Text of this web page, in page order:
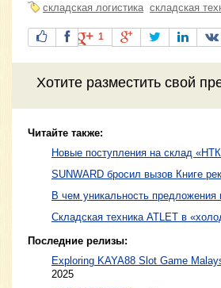
складская логистика складская
1
Хотите разместить свой
Читайте также:
Новые поступления на склад
SUNWARD бросил вызов Книге
В чем уникальность предложения
Складская техника ATLET в
Последние релизы:
Exploring KAYA88 Slot Game
2025